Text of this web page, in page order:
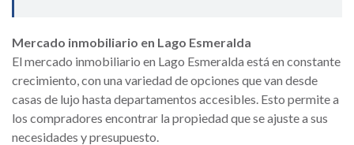
Mercado inmobiliario en Lago Esmeralda
El mercado inmobiliario en Lago Esmeralda está en constante
crecimiento, con una variedad de opciones que van desde
casas de lujo hasta departamentos accesibles. Esto permite a
los compradores encontrar la propiedad que se ajuste a sus
necesidades y presupuesto.